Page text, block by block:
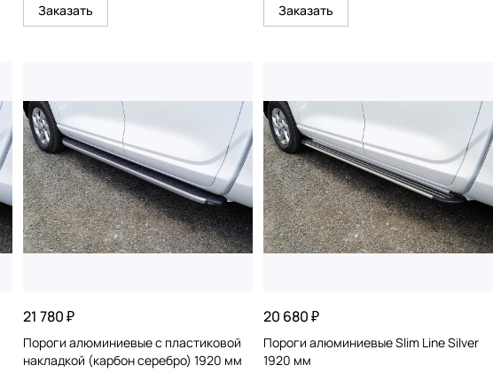
Заказать Заказать
21 780 ₽
Пороги алюминиевые с пластиковой
накладкой (карбон серебро) 1920 мм
20 680 ₽
Пороги алюминиевые Slim Line Silver
1920 мм